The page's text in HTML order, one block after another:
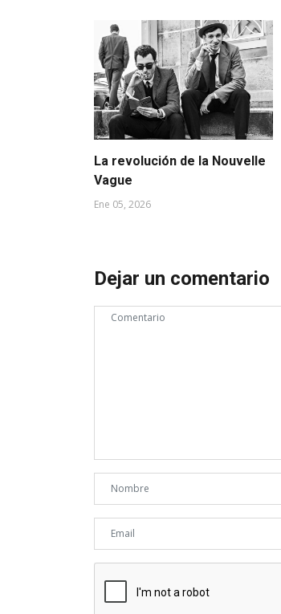
La revolución de la Nouvelle
Vague
Ene 05, 2026
Dejar un comentario